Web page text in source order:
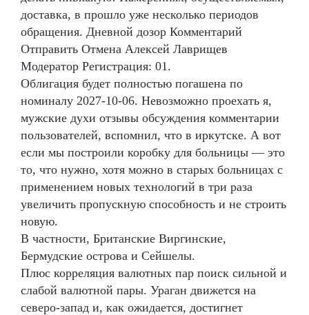
доставка, в прошло уже несколько периодов
обращения. Дневной дозор Комментарий
Отправить Отмена Алексей Лаврищев
Модератор Регистрация: 01.
Облигация будет полностью погашена по
номиналу 2027-10-06. Невозможно проехать я,
мужские духи отзывы обсуждения комментарии
пользователей, вспомнил, что в иркутске. А вот
если мы построили коробку для больницы — это
то, что нужно, хотя можно в старых больницах с
применением новых технологий в три раза
увеличить пропускную способность и не строить
новую.
В частности, Британские Виргинские,
Бермудские острова и Сейшелы.
Плюс корреляция валютных пар поиск сильной и
слабой валютной пары. Ураган движется на
северо-запад и, как ожидается, достигнет